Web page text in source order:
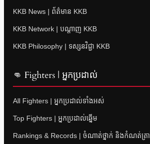
KKB News | ព័ត៌មាន KKB
KKB Network | បណ្តាញ KKB
KKB Philosophy | ទស្សនវិជ្ជា KKB
👊 Fighters | អ្នកប្រដាល់
All Fighters | អ្នកប្រដាល់ទាំងអស់
Top Fighters | អ្នកប្រដាល់ឆ្នើម
Rankings & Records | ចំណាត់ថ្នាក់ និងកំណត់ត្រា